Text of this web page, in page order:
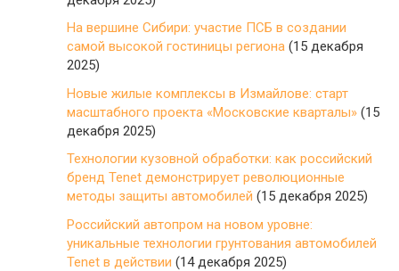
На вершине Сибири: участие ПСБ в создании
самой высокой гостиницы региона (15 декабря
2025)
Новые жилые комплексы в Измайлове: старт
масштабного проекта «Московские кварталы» (15
декабря 2025)
Технологии кузовной обработки: как российский
бренд Tenet демонстрирует революционные
методы защиты автомобилей (15 декабря 2025)
Российский автопром на новом уровне:
уникальные технологии грунтования автомобилей
Tenet в действии (14 декабря 2025)